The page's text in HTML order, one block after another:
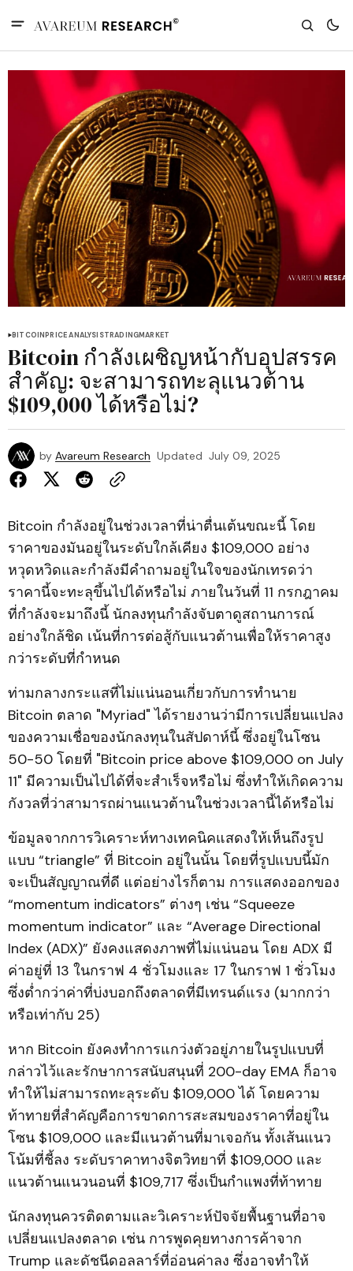
BITCOINPRICE ANALYSISTRADINGMARKET
Bitcoin กำลังเผชิญหน้ากับอุปสรรค
สำคัญ: จะสามารถทะลุแนวต้าน
$109,000 ได้หรือไม่?
by Avareum Research Updated July 09, 2025
Bitcoin กำลังอยู่ในช่วงเวลาที่น่าตื่นเต้นขณะนี้ โดย
ราคาของมันอยู่ในระดับใกล้เคียง $109,000 อย่าง
หวุดหวิดและกำลังมีคำถามอยู่ในใจของนักเทรดว่า
ราคานี้จะทะลุขึ้นไปได้หรือไม่ ภายในวันที่ 11 กรกฎาคม
ที่กำลังจะมาถึงนี้ นักลงทุนกำลังจับตาดูสถานการณ์
อย่างใกล้ชิด เน้นที่การต่อสู้กับแนวต้านเพื่อให้ราคาสูง
กว่าระดับที่กำหนด
ท่ามกลางกระแสที่ไม่แน่นอนเกี่ยวกับการทำนาย
Bitcoin ตลาด "Myriad" ได้รายงานว่ามีการเปลี่ยนแปลง
ของความเชื่อของนักลงทุนในสัปดาห์นี้ ซึ่งอยู่ในโซน
50-50 โดยที่ "Bitcoin price above $109,000 on July
11" มีความเป็นไปได้ที่จะสำเร็จหรือไม่ ซึ่งทำให้เกิดความ
กังวลที่ว่าสามารถผ่านแนวต้านในช่วงเวลานี้ได้หรือไม่
ข้อมูลจากการวิเคราะห์ทางเทคนิคแสดงให้เห็นถึงรูป
แบบ “triangle” ที่ Bitcoin อยู่ในนั้น โดยที่รูปแบบนี้มัก
จะเป็นสัญญาณที่ดี แต่อย่างไรก็ตาม การแสดงออกของ
“momentum indicators” ต่างๆ เช่น “Squeeze
momentum indicator” และ “Average Directional
Index (ADX)” ยังคงแสดงภาพที่ไม่แน่นอน โดย ADX มี
ค่าอยู่ที่ 13 ในกราฟ 4 ชั่วโมงและ 17 ในกราฟ 1 ชั่วโมง
ซึ่งต่ำกว่าค่าที่บ่งบอกถึงตลาดที่มีเทรนด์แรง (มากกว่า
หรือเท่ากับ 25)
หาก Bitcoin ยังคงทำการแกว่งตัวอยู่ภายในรูปแบบที่
กล่าวไว้และรักษาการสนับสนุนที่ 200-day EMA ก็อาจ
ทำให้ไม่สามารถทะลุระดับ $109,000 ได้ โดยความ
ท้าทายที่สำคัญคือการขาดการสะสมของราคาที่อยู่ใน
โซน $109,000 และมีแนวต้านที่มาเจอกัน ทั้งเส้นแนว
โน้มที่ชี้ลง ระดับราคาทางจิตวิทยาที่ $109,000 และ
แนวต้านแนวนอนที่ $109,717 ซึ่งเป็นกำแพงที่ท้าทาย
นักลงทุนควรติดตามและวิเคราะห์ปัจจัยพื้นฐานที่อาจ
เปลี่ยนแปลงตลาด เช่น การพูดคุยทางการค้าจาก
Trump และดัชนีดอลลาร์ที่อ่อนค่าลง ซึ่งอาจทำให้